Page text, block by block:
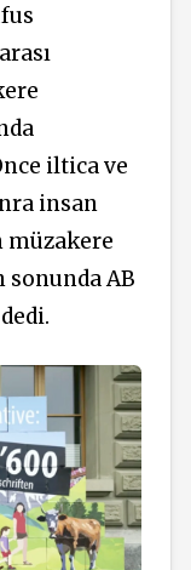
iltica ve
insan
müzakere
sonunda AB